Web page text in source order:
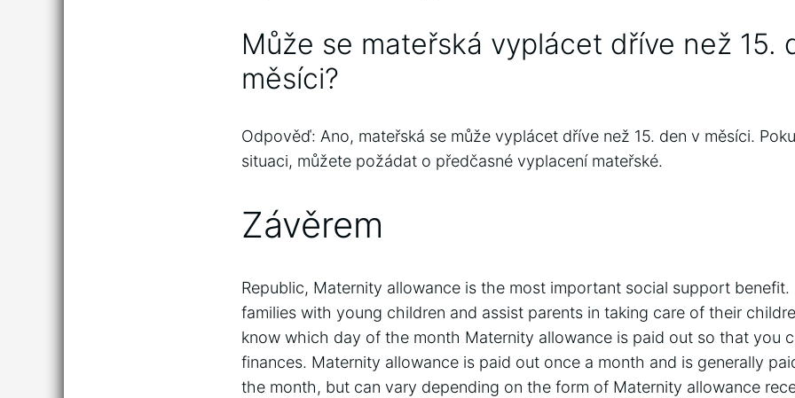
Může se mateřská vyplácet dříve než 15.
měsíci?
Odpověď: Ano, mateřská se může vyplácet dříve než 15. den v měsíci.
situaci, můžete požádat o předčasné vyplacení mateřské.
Závěrem
Republic, Maternity allowance is the most important social support
families with young children and assist parents in taking care of their
know which day of the month Maternity allowance is paid out so that you
finances. Maternity allowance is paid out once a month and is generally
the month, but can vary depending on the form of Maternity allowance